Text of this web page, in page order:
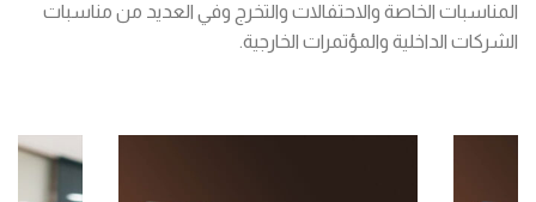
المناسبات الخاصة والاحتفالات والتخرج وفي العديد من مناسبات
الشركات الداخلية والمؤتمرات الخارجية.